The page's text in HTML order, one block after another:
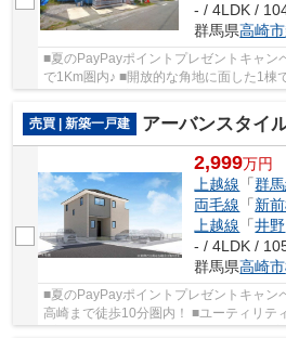
- / 4LDK /
群馬県高崎市
■夏のPayPayポイントプレゼントキャン
で1Km圏内♪ ■開放的な角地に面した1棟
売買 | 新築一戸建
アーバンスタイル
2,999万円
上越線 「群
両毛線 「新
上越線 「井野
- / 4LDK /
群馬県高崎市
■夏のPayPayポイントプレゼントキャン
高崎まで徒歩10分圏内！ ■ユーティリテ